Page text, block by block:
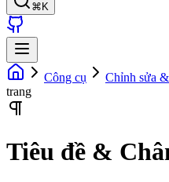
⌘K
Công cụ Chỉnh sửa
trang
Tiêu đề &